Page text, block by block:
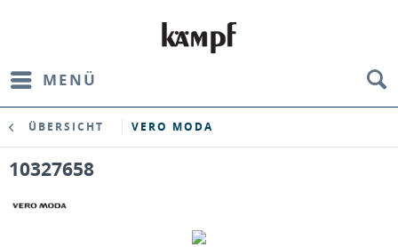
MENÜ
ÜBERSICHT VERO MODA
10327658